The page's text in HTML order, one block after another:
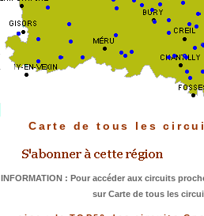
Carte de tous les
INFORMATION : Pour accéder aux circuits
sur Carte de tous les